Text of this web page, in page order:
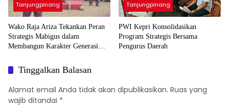
Tanjungpinang
Wako Raja Ariza Tekankan Peran
Strategis Mabigus dalam
Membangun Karakter Generasi
Tanjungpinang
PWI Kepri Konsolidasikan
Program Strategis Bersama
Pengurus Daerah
Tinggalkan Balasan
Alamat email Anda tidak akan dipublikasikan. Ruas yang
wajib ditandai *